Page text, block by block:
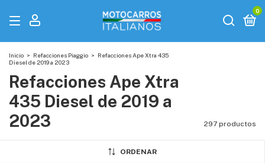
0
Inicio > Refacciones Piaggio > Refacciones Ape Xtra 435
Diesel de 2019 a 2023
Refacciones Ape Xtra
435 Diesel de 2019 a
2023
297 productos
ORDENAR